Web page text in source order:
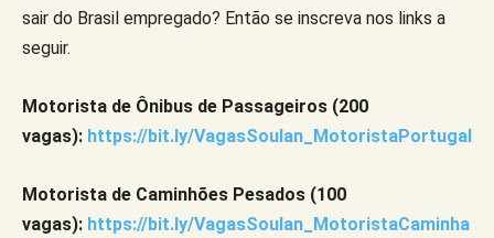
sair do Brasil empregado? Então se inscreva nos links a
seguir.
Motorista de Ônibus de Passageiros (200
vagas): https://bit.ly/VagasSoulan_MotoristaPortugal
Motorista de Caminhões Pesados (100
vagas): https://bit.ly/VagasSoulan_MotoristaCaminha